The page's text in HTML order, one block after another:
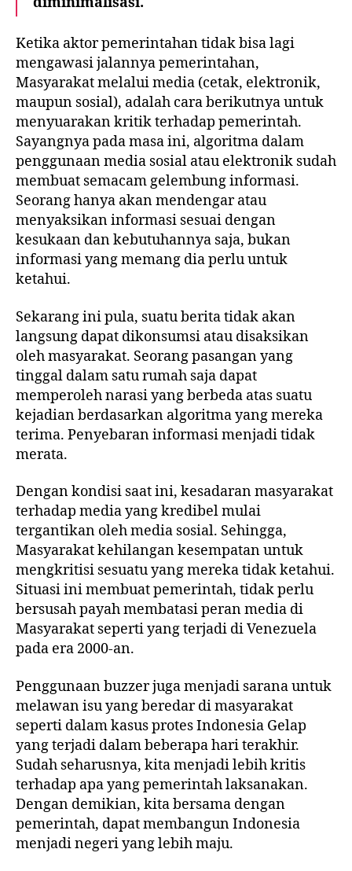
Ketika aktor pemerintahan tidak bisa lagi
mengawasi jalannya pemerintahan,
Masyarakat melalui media (cetak, elektronik,
maupun sosial), adalah cara berikutnya untuk
menyuarakan kritik terhadap pemerintah.
Sayangnya pada masa ini, algoritma dalam
penggunaan media sosial atau elektronik sudah
membuat semacam gelembung informasi.
Seorang hanya akan mendengar atau
menyaksikan informasi sesuai dengan
kesukaan dan kebutuhannya saja, bukan
informasi yang memang dia perlu untuk
ketahui.
Sekarang ini pula, suatu berita tidak akan
langsung dapat dikonsumsi atau disaksikan
oleh masyarakat. Seorang pasangan yang
tinggal dalam satu rumah saja dapat
memperoleh narasi yang berbeda atas suatu
kejadian berdasarkan algoritma yang mereka
terima. Penyebaran informasi menjadi tidak
merata.
Dengan kondisi saat ini, kesadaran masyarakat
terhadap media yang kredibel mulai
tergantikan oleh media sosial. Sehingga,
Masyarakat kehilangan kesempatan untuk
mengkritisi sesuatu yang mereka tidak ketahui.
Situasi ini membuat pemerintah, tidak perlu
bersusah payah membatasi peran media di
Masyarakat seperti yang terjadi di Venezuela
pada era 2000-an.
Penggunaan buzzer juga menjadi sarana untuk
melawan isu yang beredar di masyarakat
seperti dalam kasus protes Indonesia Gelap
yang terjadi dalam beberapa hari terakhir.
Sudah seharusnya, kita menjadi lebih kritis
terhadap apa yang pemerintah laksanakan.
Dengan demikian, kita bersama dengan
pemerintah, dapat membangun Indonesia
menjadi negeri yang lebih maju.